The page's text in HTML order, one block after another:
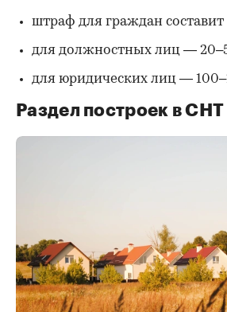
штраф для граждан составит
для должностных лиц —
для юридических лиц —
Раздел построек в СНТ